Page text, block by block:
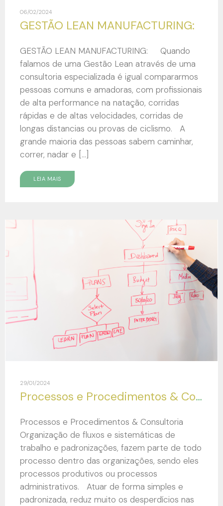
06/02/2024
GESTÃO LEAN MANUFACTURING:
GESTÃO LEAN MANUFACTURING: Quando
falamos de uma Gestão Lean através de uma
consultoria especializada é igual compararmos
pessoas comuns e amadoras, com profissionais
de alta performance na natação, corridas
rápidas e de altas velocidades, corridas de
longas distancias ou provas de ciclismo. A
grande maioria das pessoas sabem caminhar,
correr, nadar e […]
LEIA MAIS
29/01/2024
Processos e Procedimentos & Consultoria
Processos e Procedimentos & Consultoria
Organização de fluxos e sistemáticas de
trabalho e padronizações, fazem parte de todo
processo dentro das organizações, sendo eles
processos produtivos ou processos
administrativos. Atuar de forma simples e
padronizada, reduz muito os desperdícios nas